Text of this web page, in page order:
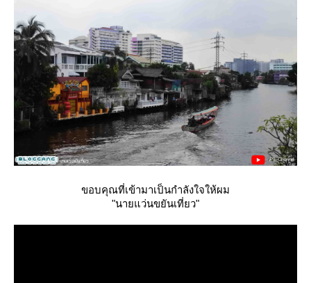
ขอบคุณที่เข้ามาเป็นกำลังใจให้ผม
"นายแว่นขยันเที่ยว"